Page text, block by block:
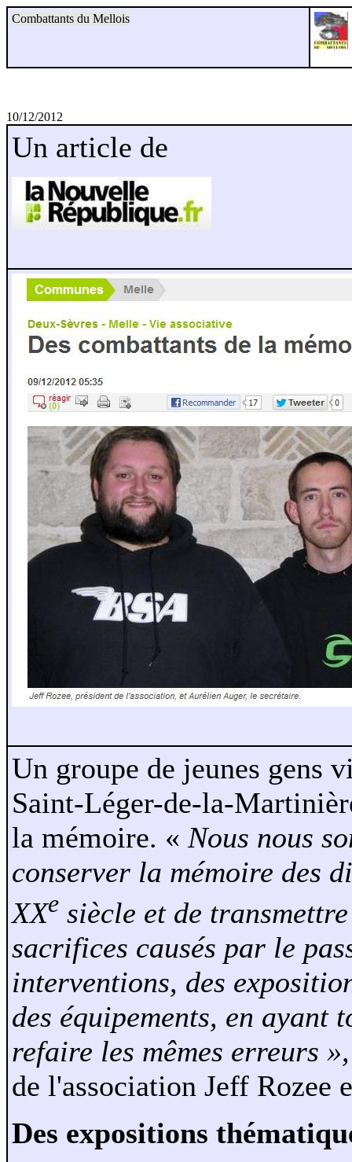
Combattants du Mellois
10/12/2012
Un article de
Un groupe de jeunes gens
Saint-Léger-de-la-
la mémoire. « Nous nous
conserver la mémoire des
XXe siècle et de
sacrifices causés par le
interventions, des
des équipements, en ayant
refaire les mêmes erreurs »,
de l'association Jeff Rozee
Des expositions